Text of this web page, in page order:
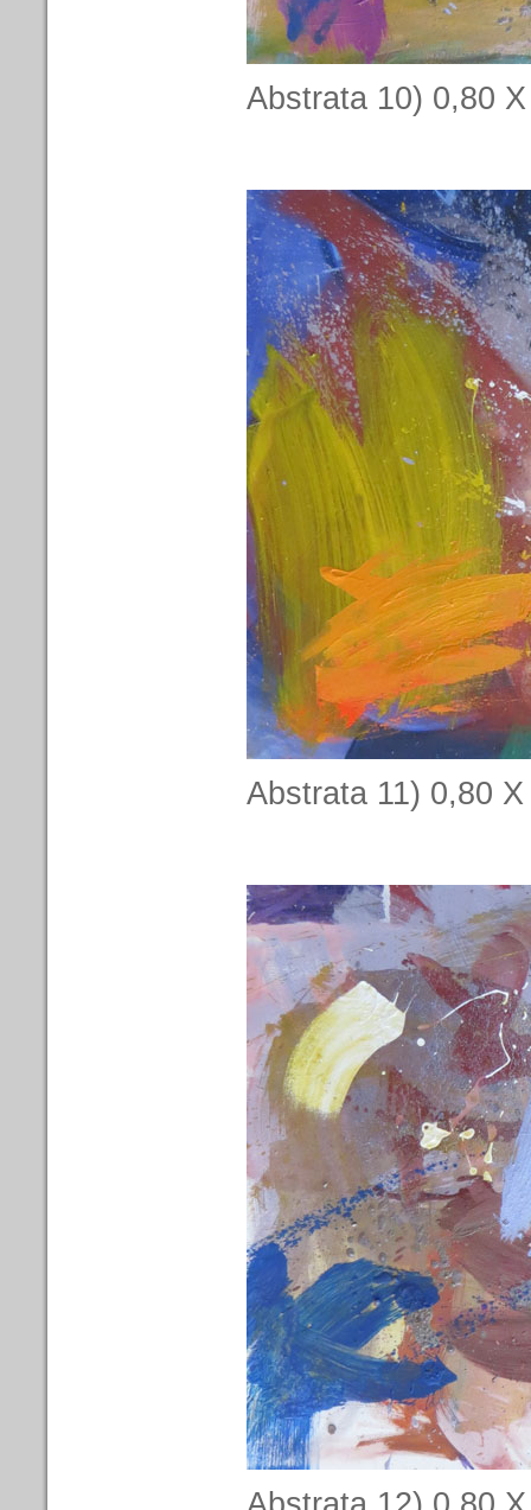
Abstrata 10) 0,80
Abstrata 11) 0,80